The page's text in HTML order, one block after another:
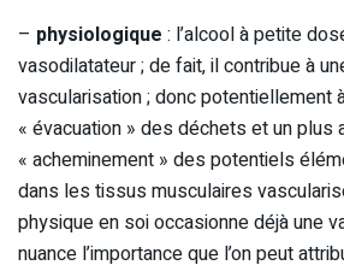
– physiologique : l’alcool à petite
vasodilatateur ; de fait, il contribue à
vascularisation ; donc potentiellement
« évacuation » des déchets et un plus
« acheminement » des potentiels
dans les tissus musculaires
physique en soi occasionne déjà une
nuance l’importance que l’on peut